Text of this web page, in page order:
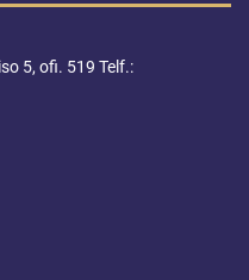
5, ofi. 519 Telf.: